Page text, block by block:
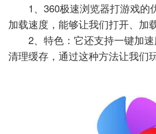
1、360极速浏览器打游戏的
加载速度，能够让我们打开、加
2、特色：它还支持一键加速
清理缓存，通过这种方法让我们